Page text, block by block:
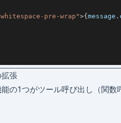
pre-wrap">{message .
張
の1つがツール呼び出し（関